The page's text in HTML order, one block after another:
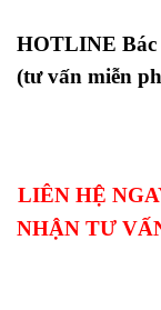
HOTLINE Bác
(tư vấn miễn
LIÊN HỆ
NHẬN TƯ